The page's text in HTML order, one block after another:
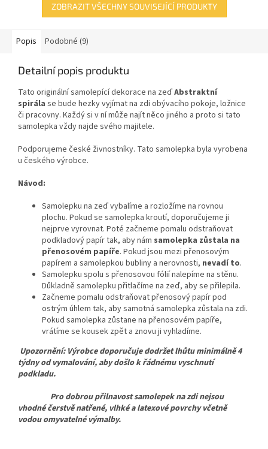
ZOBRAZIT VŠECHNY SOUVISEJÍCÍ PRODUKTY
Popis Podobné (9)
Detailní popis produktu
Tato originální samolepící dekorace na zeďAbstraktní
spirála se bude hezky vyjímat na zdi obývacího pokoje, ložnice
či pracovny. Každý si v ní může najít něco jiného a proto si tato
samolepka vždy najde svého majitele.
Podporujeme české živnostníky. Tato samolepka byla vyrobena
u českého výrobce.
Návod:
Samolepku na zeď vybalíme a rozložíme na rovnou
plochu. Pokud se samolepka kroutí, doporučujeme ji
nejprve vyrovnat. Poté začneme pomalu odstraňovat
podkladový papír tak, aby nám samolepka zůstala na
přenosovém papíře. Pokud jsou mezi přenosovým
papírem a samolepkou bubliny a nerovnosti, nevadí to.
Samolepku spolu s přenosovou fólií nalepíme na stěnu.
Důkladně samolepku přitlačíme na zeď, aby se přilepila.
Začneme pomalu odstraňovat přenosový papír pod
ostrým úhlem tak, aby samotná samolepka zůstala na zdi.
Pokud samolepka zůstane na přenosovém papíře,
vrátíme se kousek zpět a znovu ji vyhladíme.
Upozornění: Výrobce doporučuje dodržet lhůtu minimálně 4
týdny od vymalování, aby došlo k řádnému vyschnutí
podkladu.
Pro dobrou přilnavost samolepek na zdi nejsou
vhodné čerstvě natřené, vlhké a latexové povrchy včetně
vodou omyvatelné výmalby.